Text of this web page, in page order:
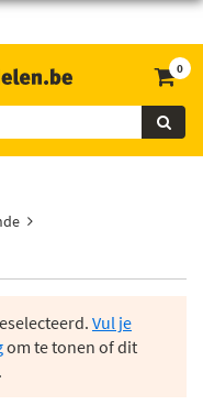
0
Vul je
om te tonen of dit